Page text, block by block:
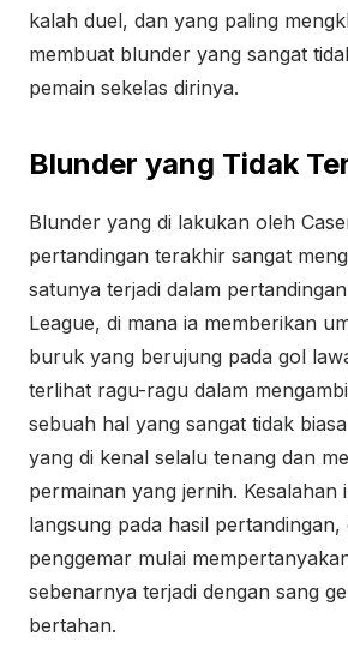
kalah duel, dan yang paling
membuat blunder yang sangat
pemain sekelas dirinya.
Blunder yang Tidak
Blunder yang di lakukan oleh
pertandingan terakhir sangat
satunya terjadi dalam
League, di mana ia memberikan
buruk yang berujung pada gol
terlihat ragu-ragu dalam
sebuah hal yang sangat tidak
yang di kenal selalu tenang dan
permainan yang jernih. Kesalahan
langsung pada hasil
penggemar mulai
sebenarnya terjadi dengan sang
bertahan.